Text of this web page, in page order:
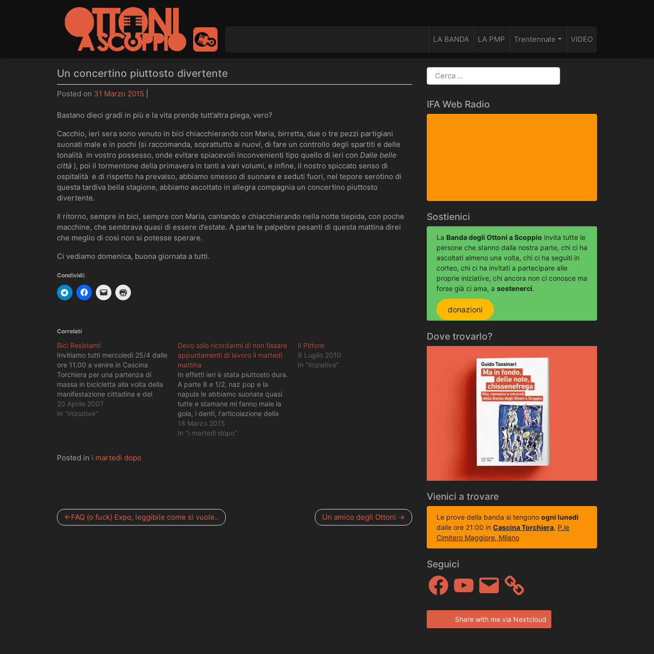
LA BANDA LA PMP Trentennale VIDEO
Un concertino piuttosto divertente
Posted on 31 Marzo 2015
Bastano dieci gradi in più e la vita prende tutt’altra piega, vero?
Cacchio, ieri sera sono venuto in bici chiacchierando con Maria, birretta, due o tre pezzi partigiani
suonati male e in pochi (si raccomanda, soprattutto ai nuovi, di fare un controllo degli spartiti e delle
tonalità in vostro possesso, onde evitare spiacevoli inconvenienti tipo quello di ieri con Dalle belle
città ), poi il tormentone della primavera in tanti a vari volumi, e infine, il nostro spiccato senso di
ospitalità e di rispetto ha prevalso, abbiamo smesso di suonare e seduti fuori, nel tepore serotino di
questa tardiva bella stagione, abbiamo ascoltato in allegra compagnia un concertino piuttosto
divertente.
Il ritorno, sempre in bici, sempre con Maria, cantando e chiacchierando nella notte tiepida, con poche
macchine, che sembrava quasi di essere d’estate. A parte le palpebre pesanti di questa mattina direi
che meglio di così non si potesse sperare.
Ci vediamo domenica, buona giornata a tutti.
Condividi:
Correlati
Bici Resistenti
Invitiamo tutti mercoledì 25/4 dalle
ore 11.00 a venire in Cascina
Torchiera per una partenza di
massa in bicicletta alla volta della
manifestazione cittadina e del
presidio in piazza San Babila del
Comitato Contro la Guerra. È
20 Aprile 2007
In "iniziative"
Devo solo ricordarmi di non fissare
appuntamenti di lavoro il martedì
mattina
In effetti ieri è stata piuttosto dura.
A parte 8 e 1/2, naz pop e la
napula le abbiamo suonate quasi
tutte e stamane mi fanno male la
gola, i denti, l'articolazione della
mandibola e le labbra, e un po'
anche il gomito destro. Poi ho le
18 Marzo 2015
In "i martedì dopo"
Il Pittore
9 Luglio 2010
In "iniziative"
Posted in i martedì dopo
Navigazione
FAQ (o fuck) Expo, leggibile come si vuole.. Un amico degli Ottoni
IFA Web Radio
Sostienici
La Banda degli Ottoni a Scoppio invita tutte le
persone che stanno dalla nostra parte, chi ci ha
ascoltati almeno una volta, chi ci ha seguiti in
corteo, chi ci ha invitati a partecipare alle
proprie iniziative, chi ancora non ci conosce ma
forse già ci ama, a sostenerci.
donazioni
Dove trovarlo?
Vienici a trovare
Le prove della banda si tengono ogni lunedì
dalle ore 21:00 in Cascina Torchiera, P.le
Cimitero Maggiore, Milano
Seguici
Facebook Email
Share with me via Nextcloud